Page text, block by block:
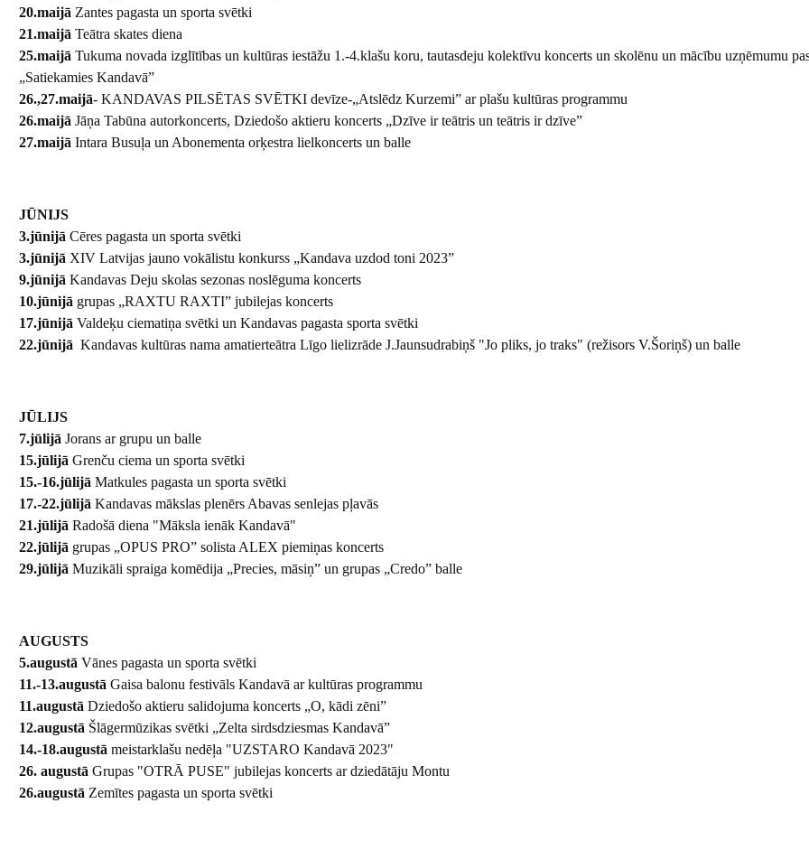
20.maijā Zantes pagasta un sporta svētki
21.maijā Teātra skates diena
25.maijā Tukuma novada izglītības un kultūras iestāžu 1.-4.klašu koru, tautasdeju kolektīvu koncerts un skolēnu un mācību uzņēmumu
„Satiekamies Kandavā”
26.,27.maijā- KANDAVAS PILSĒTAS SVĒTKI devīze-„Atslēdz Kurzemi” ar plašu kultūras programmu
26.maijā Jāņa Tabūna autorkoncerts, Dziedošo aktieru koncerts „Dzīve ir teātris un teātris ir dzīve”
27.maijā Intara Busuļa un Abonementa orķestra lielkoncerts un balle
JŪNIJS
3.jūnijāCēres pagasta un sporta svētki
3.jūnijā XIV Latvijas jauno vokālistu konkurss „Kandava uzdod toni 2023”
9.jūnijā Kandavas Deju skolas sezonas noslēguma koncerts
10.jūnijā grupas „RAXTU RAXTI” jubilejas koncerts
17.jūnijā Valdeķu ciematiņa svētki un Kandavas pagasta sporta svētki
22.jūnijā Kandavas kultūras nama amatierteātra Līgo lielizrāde J.Jaunsudrabiņš "Jo pliks, jo traks" (režisors V.Šoriņš) un balle
JŪLIJS
7.jūlijā Jorans ar grupu un balle
15.jūlijā Grenču ciema un sporta svētki
15.-16.jūlijā Matkules pagasta un sporta svētki
17.-22.jūlijā Kandavas mākslas plenērs Abavas senlejas pļavās
21.jūlijā Radošā diena "Māksla ienāk Kandavā"
22.jūlijā grupas „OPUS PRO” solista ALEX piemiņas koncerts
29.jūlijā Muzikāli spraiga komēdija „Precies, māsiņ” un grupas „Credo” balle
AUGUSTS
5.augustā Vānes pagasta un sporta svētki
11.-13.augustā Gaisa balonu festivāls Kandavā ar kultūras programmu
11.augustāDziedošo aktieru salidojuma koncerts „O, kādi zēni”
12.augustā Šlāgermūzikas svētki „Zelta sirdsdziesmas Kandavā”
14.-18.augustā meistarklašu nedēļa "UZSTARO Kandavā 2023"
26. augustā Grupas "OTRĀ PUSE" jubilejas koncerts ar dziedātāju Montu
26.augustā Zemītes pagasta un sporta svētki